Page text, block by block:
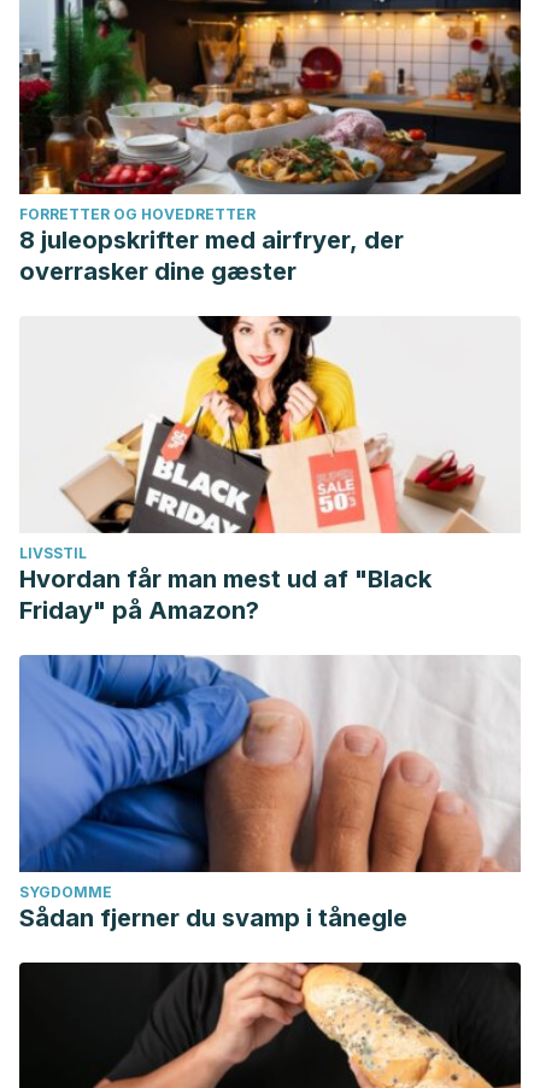
FORRETTER OG HOVEDRETTER
8 juleopskrifter med airfryer, der
overrasker dine gæster
LIVSSTIL
Hvordan får man mest ud af "Black
Friday" på Amazon?
SYGDOMME
Sådan fjerner du svamp i tånegle